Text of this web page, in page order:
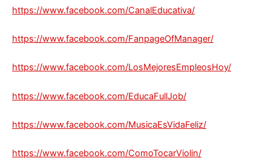
https://www.facebook.com/CanalEducativa/
https://www.facebook.com/FanpageOfManager/
https://www.facebook.com/LosMejoresEmpleosHoy/
https://www.facebook.com/EducaFullJob/
https://www.facebook.com/MusicaEsVidaFeliz/
https://www.facebook.com/ComoTocarViolin/